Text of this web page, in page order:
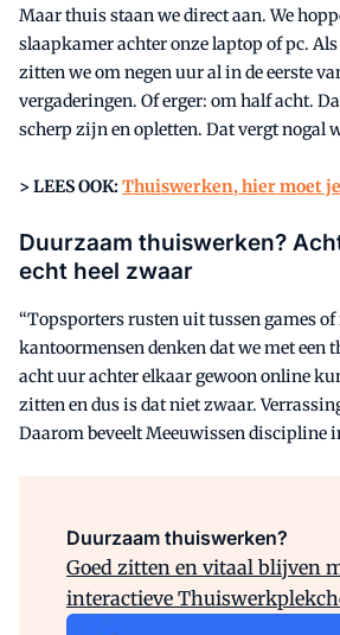
Maar thuis staan we direct aan. We
slaapkamer achter onze laptop of pc. Als
zitten we om negen uur al in de eerste
vergaderingen. Of erger: om half acht.
scherp zijn en opletten. Dat vergt nogal
> LEES OOK:Thuiswerken, hier moet
Duurzaam thuiswerken?
echt heel zwaar
“Topsporters rusten uit tussen games
kantoormensen denken dat we met een
acht uur achter elkaar gewoon online
zitten en dus is dat niet zwaar.
Daarom beveelt Meeuwissen discipline
Duurzaam thuiswerken?
Goed zitten en vitaal blijven
interactieve